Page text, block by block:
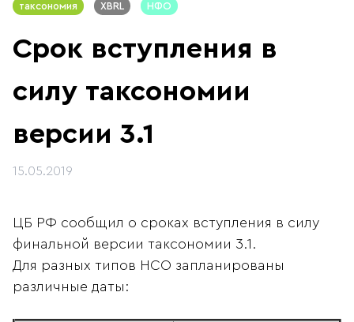
таксономия XBRL НФО
Срок вступления в
силу таксономии
версии 3.1
15.05.2019
ЦБ РФ сообщил о сроках вступления в силу
финальной версии таксономии 3.1.
Для разных типов НСО запланированы
различные даты: